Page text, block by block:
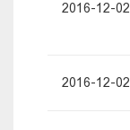
2016-12-02
2016-12-02